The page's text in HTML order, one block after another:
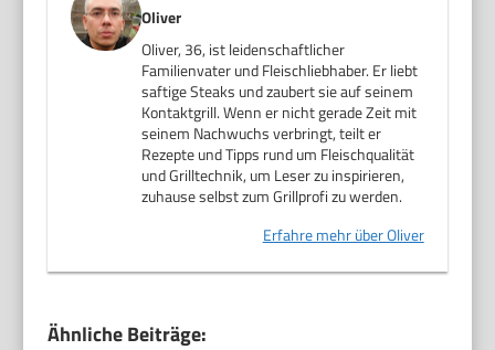
Oliver
Oliver, 36, ist leidenschaftlicher
Familienvater und Fleischliebhaber. Er liebt
saftige Steaks und zaubert sie auf seinem
Kontaktgrill. Wenn er nicht gerade Zeit mit
seinem Nachwuchs verbringt, teilt er
Rezepte und Tipps rund um Fleischqualität
und Grilltechnik, um Leser zu inspirieren,
zuhause selbst zum Grillprofi zu werden.
Erfahre mehr über Oliver
Ähnliche Beiträge: